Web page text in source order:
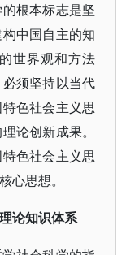
根本标志是坚
中国自主的知
世界观和方法
须坚持以当代
色社会主义思
论创新成果。
色社会主义思
心思想。
论知识体系